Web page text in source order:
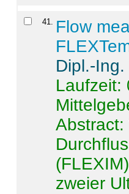
41. Flow
Dipl.-
Laufzeit:
Abstract:
zweier